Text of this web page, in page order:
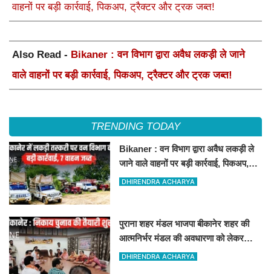
वाहनों पर बड़ी कार्रवाई, पिकअप, ट्रैक्टर और ट्रक जब्त!
Also Read - Bikaner : वन विभाग द्वारा अवैध लकड़ी ले जाने
वाले वाहनों पर बड़ी कार्रवाई, पिकअप, ट्रैक्टर और ट्रक जब्त!
TRENDING TODAY
Bikaner : वन विभाग द्वारा अवैध लकड़ी ले
जाने वाले वाहनों पर बड़ी कार्रवाई, पिकअप,
ट्रैक्टर और ट्रक जब्त!
DHIRENDRA ACHARYA
पुराना शहर मंडल भाजपा बीकानेर शहर की
आत्मनिर्भर मंडल की अवधारणा को लेकर
मासिक एवं निकाय चुनाव की तैयारी बैठक
DHIRENDRA ACHARYA